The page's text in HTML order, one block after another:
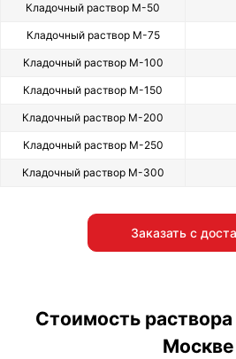
Кладочный раствор М-50
Кладочный раствор М-75
Кладочный раствор М-100
Кладочный раствор М-150
Кладочный раствор М-200
Кладочный раствор М-250
Кладочный раствор М-300
Заказать с
Стоимость
Москве